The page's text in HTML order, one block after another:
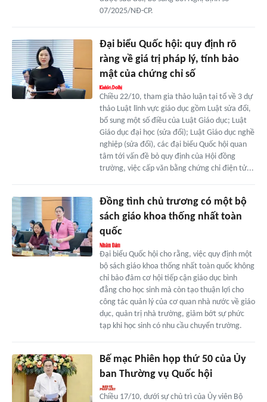
07/2025/NĐ-CP.
Đại biểu Quốc hội: quy định rõ
ràng về giá trị pháp lý, tính bảo
mật của chứng chỉ số
Chiều 22/10, tham gia thảo luận tại tổ về 3 dự
thảo Luật lĩnh vực giáo dục gồm Luật sửa đổi,
bổ sung một số điều của Luật Giáo dục; Luật
Giáo dục đại học (sửa đổi); Luật Giáo dục nghề
nghiệp (sửa đổi), các đại biểu Quốc hội quan
tâm tới vấn đề bỏ quy định của Hội đồng
trường, việc cấp văn bằng chứng chỉ điện tử...
Đồng tình chủ trương có một bộ
sách giáo khoa thống nhất toàn
quốc
Đại biểu Quốc hội cho rằng, việc quy định một
bộ sách giáo khoa thống nhất toàn quốc không
chỉ bảo đảm cơ hội tiếp cận giáo dục bình
đẳng cho học sinh mà còn tạo thuận lợi cho
công tác quản lý của cơ quan nhà nước về giáo
dục, quản trị nhà trường, giảm bớt sự phức
tạp khi học sinh có nhu cầu chuyển trường.
Bế mạc Phiên họp thứ 50 của Ủy
ban Thường vụ Quốc hội
Chiều 17/10, dưới sự chủ trì của Ủy viên Bộ